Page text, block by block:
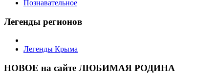
Познавательное
Легенды регионов
Легенды Крыма
НОВОЕ на сайте ЛЮБИМАЯ РОДИНА